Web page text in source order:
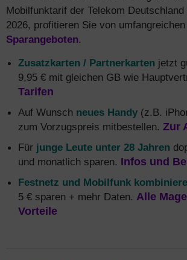
Mobilfunktarif der Telekom Deutschland
2026, profitieren Sie von umfangreichen
Sparangeboten.
Zusatzkarten / Partnerkarten jetzt
9,95 € mit gleichen GB wie
Tarifen
Auf Wunsch neues Handy (z.B.
zum Vorzugspreis mitbestellen. Zur
Für junge Leute unter 28 Jahren
und monatlich sparen. Infos und
Festnetz und Mobilfunk
5 € sparen + mehr Daten. Alle
Vorteile